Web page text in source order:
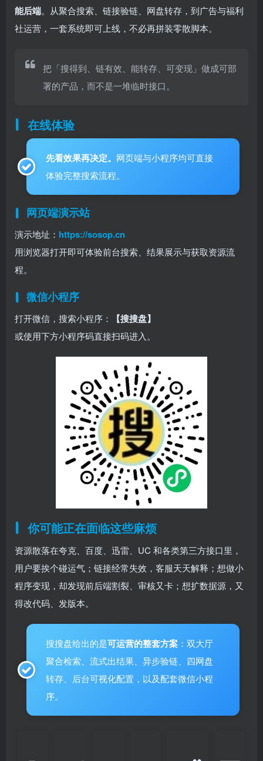
能后端。从聚合搜索、链接验链、网盘转存，到广告与福利
社运营，一套系统即可上线，不必再拼装零散脚本。
把「搜得到、链有效、能转存、可变现」做成可部
署的产品，而不是一堆临时接口。
在线体验
先看效果再决定。 网页端与小程序均可直接
体验完整搜索流程。
网页端演示站
演示地址： https://sosop.cn
用浏览器打开即可体验前台搜索、结果展示与获取资源流
程。
微信小程序
打开微信，搜索小程序： 【搜搜盘】
或使用下方小程序码直接扫码进入。
你可能正在面临这些麻烦
资源散落在夸克、百度、迅雷、UC 和各类第三方接口里，
用户要挨个碰运气；链接经常失效，客服天天解释；想做小
程序变现，却发现前后端割裂、审核又卡；想扩数据源，又
得改代码、发版本。
搜搜盘给出的是可运营的整套方案 ：双大厅
聚合检索、流式出结果、异步验链、四网盘
转存、后台可视化配置，以及配套微信小程
序。